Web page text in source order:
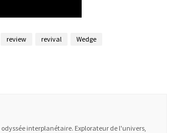
review revival Wedge
interplanétaire. Explorateur de l'univers,